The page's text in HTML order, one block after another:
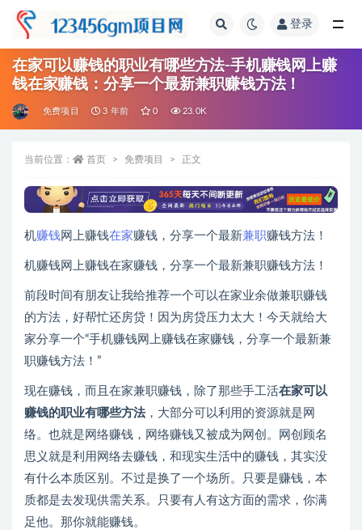
登录
在家可以赚钱的职业有哪些方法-手机赚钱网上赚
钱在家赚钱：分享一个最新兼职赚钱方法！
免费项目 3 年前 0 23.0K
当前位置： 首页 免费项目 正文
机赚钱网上赚钱在家赚钱，分享一个最新兼职赚钱方法！
机赚钱网上赚钱在家赚钱，分享一个最新兼职赚钱方法！
前段时间有朋友让我给推荐一个可以在家业余做兼职赚钱
的方法，好帮忙还房贷！因为房贷压力太大！今天就给大
家分享一个“手机赚钱网上赚钱在家赚钱，分享一个最新兼
职赚钱方法！”
现在赚钱，而且在家兼职赚钱，除了那些手工活在家可以
赚钱的职业有哪些方法，大部分可以利用的资源就是网
络。也就是网络赚钱，网络赚钱又被成为网创。网创顾名
思义就是利用网络去赚钱，和现实生活中的赚钱，其实没
有什么本质区别。不过是换了一个场所。只要是赚钱，本
质都是去发现供需关系。只要有人有这方面的需求，你满
足他。那你就能赚钱。